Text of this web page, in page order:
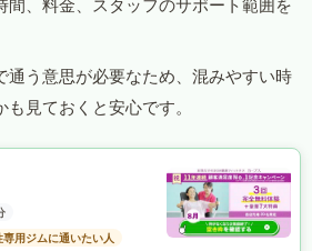
間、料金、スタッフのサポート範囲を
通う意思が必要なため、混みやすい時
見ておくと安心です。
専用ジムに通いたい人